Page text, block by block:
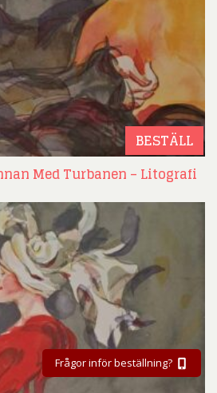
BESTÄLL
Med Turbanen – Litografi
Frågor inför beställning?